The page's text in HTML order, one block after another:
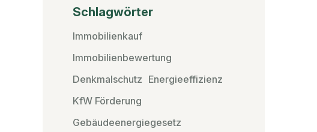
Schlagwörter
Immobilienkauf
Immobilienbewertung
Denkmalschutz Energieeffizienz
KfW Förderung
Gebäudeenergiegesetz